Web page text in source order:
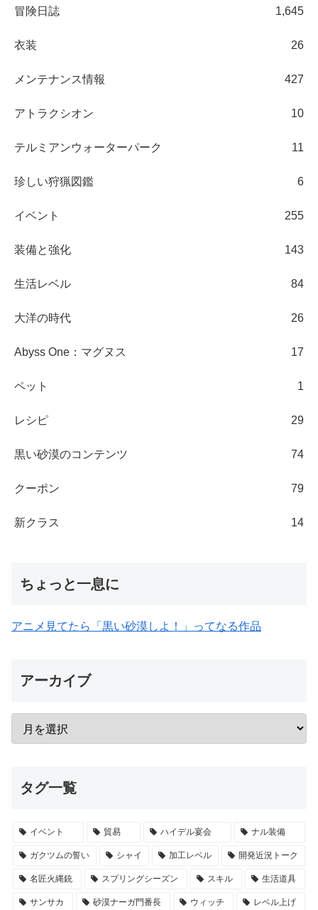
冒険日誌 1,645
衣装 26
メンテナンス情報 427
アトラクシオン 10
テルミアンウォーターパーク 11
珍しい狩猟図鑑 6
イベント 255
装備と強化 143
生活レベル 84
大洋の時代 26
Abyss One：マグヌス 17
ペット 1
レシピ 29
黒い砂漠のコンテンツ 74
クーポン 79
新クラス 14
ちょっと一息に
アニメ見てたら「黒い砂漠しよ！」ってなる作品
アーカイブ
タグ一覧
イベント 貿易 ハイデル宴会 ナル装備
ガクツムの誓い シャイ 加工レベル 開発近況トーク
名匠火縄銃 スプリングシーズン スキル 生活道具
サンサカ 砂漠ナーガ門番長 ウィッチ レベル上げ